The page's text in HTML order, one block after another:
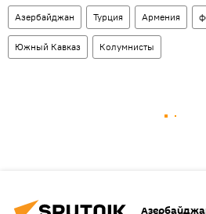
Азербайджан Турция Армения
Южный Кавказ Колумнисты